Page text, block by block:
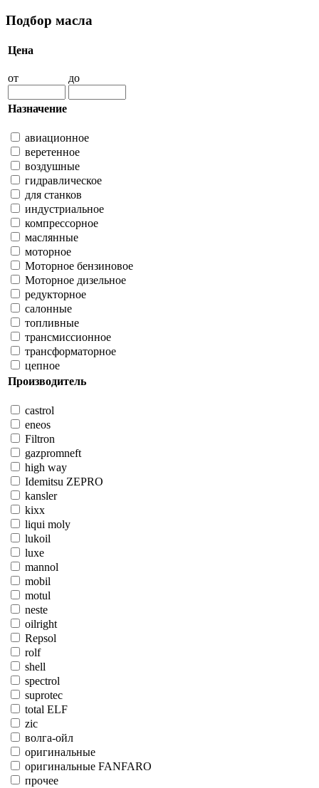
Подбор масла
Цена
от до
Назначение
авиационное
веретенное
воздушные
гидравлическое
для станков
индустриальное
компрессорное
маслянные
моторное
Моторное бензиновое
Моторное дизельное
редукторное
салонные
топливные
трансмиссионное
трансформаторное
цепное
Производитель
castrol
eneos
Filtron
gazpromneft
high way
Idemitsu ZEPRO
kansler
kixx
liqui moly
lukoil
luxe
mannol
mobil
motul
neste
oilright
Repsol
rolf
shell
spectrol
suprotec
total ELF
zic
волга-ойл
оригинальные
оригинальные FANFARO
прочее